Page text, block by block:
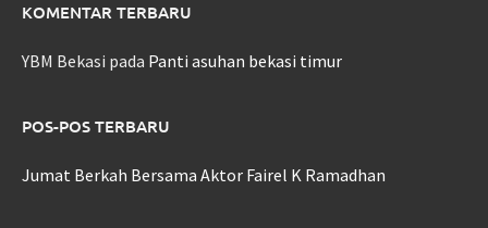
KOMENTAR TERBARU
YBM Bekasi pada Panti asuhan bekasi timur
POS-POS TERBARU
Jumat Berkah Bersama Aktor Fairel K Ramadhan